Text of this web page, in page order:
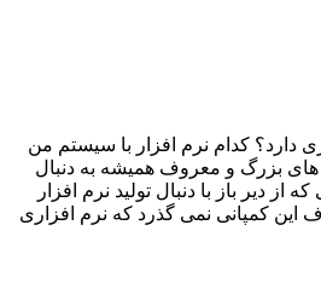
دارد؟ کدام نرم افزار با سیستم من
های بزرگ و معروف همیشه به دنبال
از دیر باز با دنبال تولید نرم افزار
این کمپانی نمی گذرد که نرم افزاری